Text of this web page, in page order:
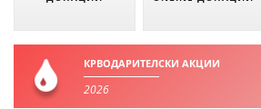
КРВОДАРИТЕЛСКИ АКЦИИ
2026